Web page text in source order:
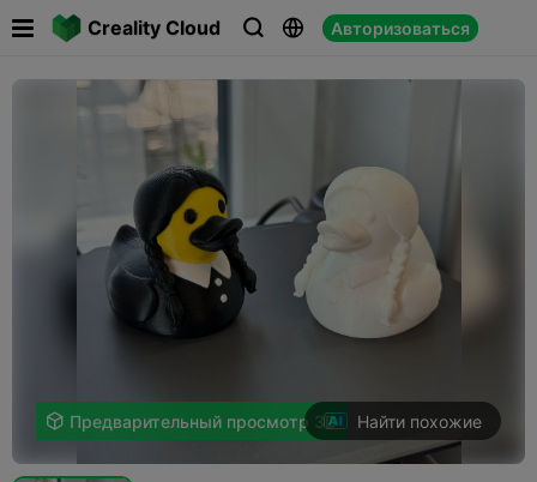
Creality Cloud   Авторизоваться
 
 Предварительный просмотр 3D Найти похожие